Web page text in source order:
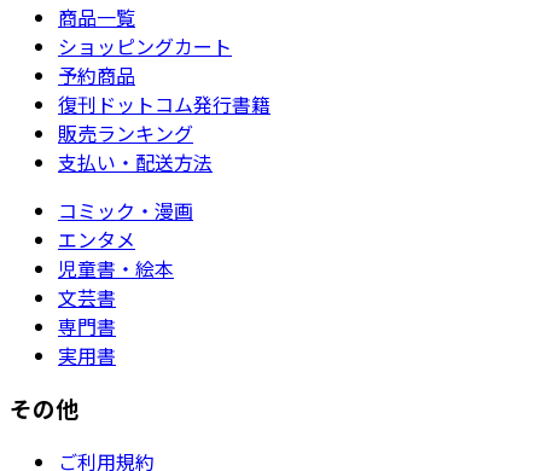
商品一覧
ショッピングカート
予約商品
復刊ドットコム発行書籍
販売ランキング
支払い・配送方法
コミック・漫画
エンタメ
児童書・絵本
文芸書
専門書
実用書
その他
ご利用規約